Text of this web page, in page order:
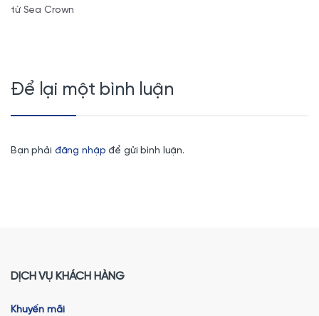
từ Sea Crown
Để lại một bình luận
Bạn phải đăng nhập để gửi bình luận.
DỊCH VỤ KHÁCH HÀNG
Khuyến mãi